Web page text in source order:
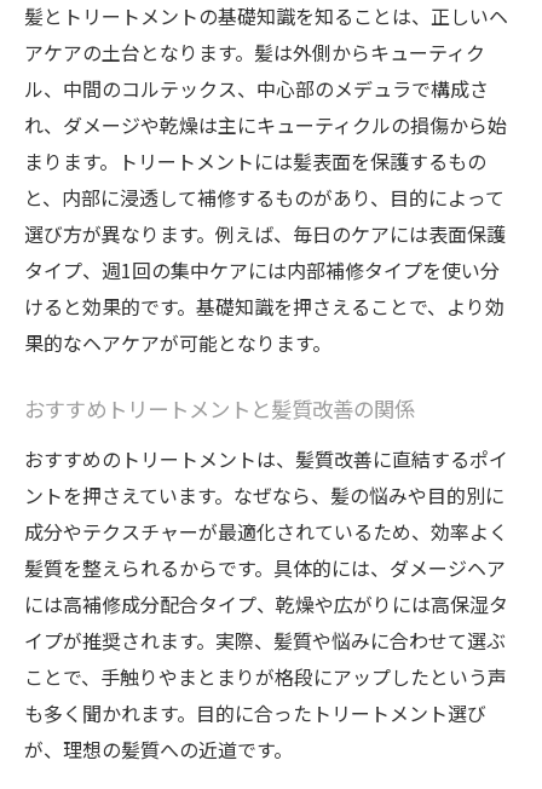
髪とトリートメントの基礎知識を知ることは、正しいヘ
アケアの土台となります。髪は外側からキューティク
ル、中間のコルテックス、中心部のメデュラで構成さ
れ、ダメージや乾燥は主にキューティクルの損傷から始
まります。トリートメントには髪表面を保護するもの
と、内部に浸透して補修するものがあり、目的によって
選び方が異なります。例えば、毎日のケアには表面保護
タイプ、週1回の集中ケアには内部補修タイプを使い分
けると効果的です。基礎知識を押さえることで、より効
果的なヘアケアが可能となります。
おすすめトリートメントと髪質改善の関係
おすすめのトリートメントは、髪質改善に直結するポイ
ントを押さえています。なぜなら、髪の悩みや目的別に
成分やテクスチャーが最適化されているため、効率よく
髪質を整えられるからです。具体的には、ダメージヘア
には高補修成分配合タイプ、乾燥や広がりには高保湿タ
イプが推奨されます。実際、髪質や悩みに合わせて選ぶ
ことで、手触りやまとまりが格段にアップしたという声
も多く聞かれます。目的に合ったトリートメント選び
が、理想の髪質への近道です。